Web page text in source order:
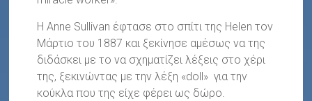
Η Anne Sullivan έφτασε στο σπίτι της Helen τον
Μάρτιο του 1887 και ξεκίνησε αμέσως να της
διδάσκει με το να σχηματίζει λέξεις στο χέρι
της, ξεκινώντας με την λέξη «doll» για την
κούκλα που της είχε φέρει ως δώρο.